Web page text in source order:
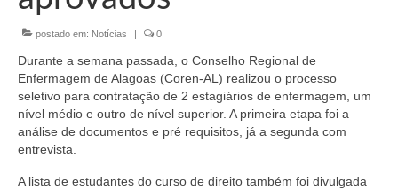
Conselheiros e Diretoria
Câmaras Técnicas
Carta de Serviços ao Cidadão
Transparência e Prestação de Contas
postado em: Notícias | 0
Durante a semana passada, o Conselho Regional de
Enfermagem de Alagoas (Coren-AL) realizou o processo
seletivo para contratação de 2 estagiários de enfermagem, um
nível médio e outro de nível superior. A primeira etapa foi a
análise de documentos e pré requisitos, já a segunda com
entrevista.
A lista de estudantes do curso de direito também foi divulgada